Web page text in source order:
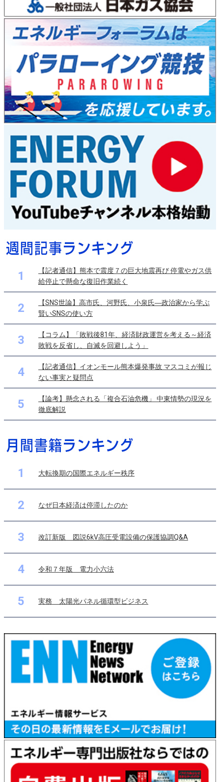
1
【記者通信】熊本で震度７の巨大地震再び 停電やガス供
給停止で懸命な復旧作業続く
2
【SNS世論】高市氏、河野氏、小泉氏―政治家から学ぶ
賢いSNSの使い方
3
【コラム】「敗戦後81年、経済財政運営を考える～経済
敗戦を反省し、自滅を回避しよう」
4
【記者通信】イオンモール熊本爆発事故 マスコミが報じ
ない事実と疑問点
5
【論考】懸念される「複合石油危機」 中東情勢の現況を
徹底解説
1 大転換期の国際エネルギー秩序
2 なぜ日本経済は停滞したのか
3 改訂新版 図説6kV高圧受電設備の保護協調Q&A
4 令和７年版 電力小六法
5 実務 太陽光パネル循環型ビジネス